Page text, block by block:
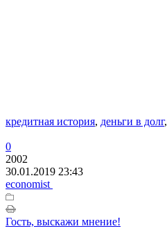
кредитная история, деньги в долг,
0
2002
30.01.2019 23:43
economist
Гость, выскажи мнение!